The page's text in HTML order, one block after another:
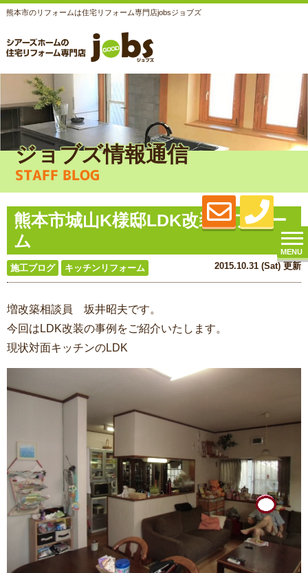
熊本市のリフォームは住宅リフォーム専門店jobsジョブズ
MENU
ジョブズ情報通信
STAFF BLOG
熊本市城山K様邸LDK改装リフォー
ム
施工ブログ キッチンリフォーム 2015.10.31 (Sat) 更新
増改築相談員 坂井昭夫です。
今回はLDK改装の事例をご紹介いたします。
現状対面キッチンのLDK